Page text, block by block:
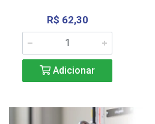
R$ 62,30
Adicionar